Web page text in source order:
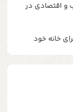
و اقتصادی در
خانه خود